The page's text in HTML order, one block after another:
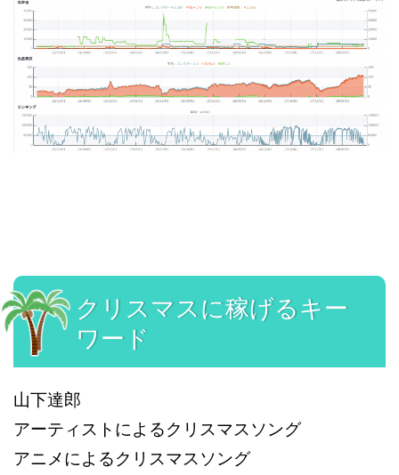
クリスマスに稼げるキー
ワード
山下達郎
アーティストによるクリスマスソング
アニメによるクリスマスソング